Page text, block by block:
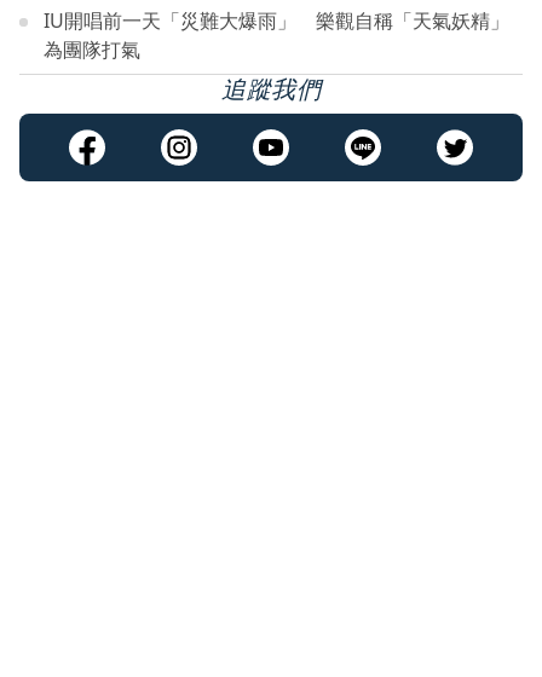
IU開唱前一天「災難大爆雨」 樂觀自稱「天氣妖精」
為團隊打氣
追蹤我們